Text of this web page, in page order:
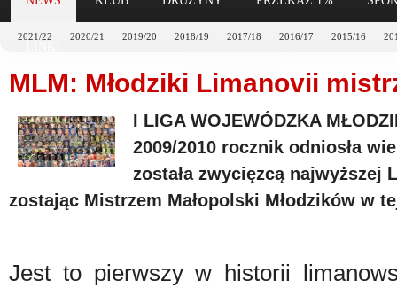
2021/22 2020/21 2019/20 2018/19 2017/18 2016/17 2015/16
MLM: Młodziki Limanovii
I LIGA WOJEWÓDZKA
2009/2010 rocznik odniosła
została zwycięzcą najwyższej
zostając Mistrzem Małopolski Młodzików w
Jest to pierwszy w historii